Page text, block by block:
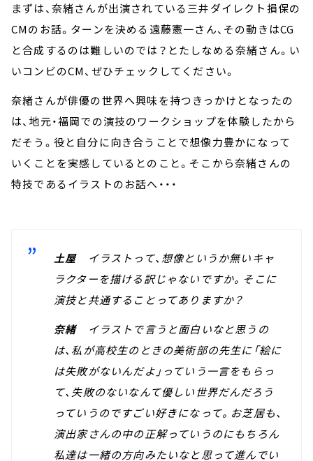
まずは、奈緒さんが出演されている三井ダイレクト損保の
CMのお話。ターンを決める遠藤憲一さん、その動きはCG
と合成するのは難しいのでは？とたしなめる奈緒さん。い
いコンビのCM、ぜひチェックしてください。
奈緒さんが俳優の世界へ興味を持つきっかけとなったの
は、地元・福岡での演技のワークショップを体験したから
だそう。役と自分に向き合うことで想像力豊かになって
いくことを実感しているとのこと。そこから奈緒さんの
特技であるイラストのお話へ・・・
土屋イラストって、想像というか無いキャ
ラクターを描ける訳じゃないですか。そこに
演技と共通することってありますか？
奈緒イラストで言うと面白いなと思うの
は、私が高校生のときの美術部の先生に「絵に
は失敗がないんだよ」っていう一言をもらっ
て、失敗のないなんて優しい世界だんだろう
っていうのですごい好きになって。お芝居も、
演出家さんの中の正解っていうのにもちろん
私達は一緒の方向みたいなと思って進んでい